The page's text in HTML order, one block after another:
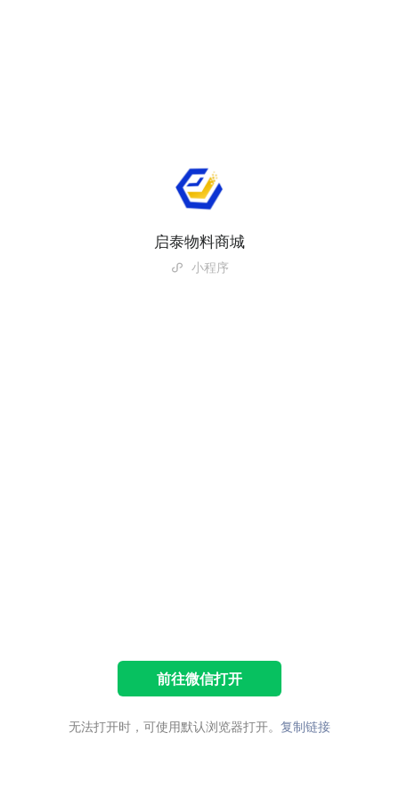
启泰物料商城
小程序
前往微信打开
无法打开时，可使用默认浏览器打开。 复制链接